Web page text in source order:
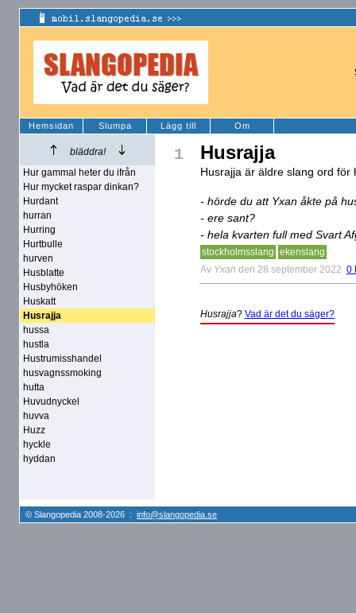
Hemsidan Slumpa Lägg till Om
bläddra!
Hur gammal heter du ifrån
Hur mycket raspar dinkan?
Hurdant
hurran
Hurring
Hurtbulle
hurven
Husblatte
Husbyhöken
Huskatt
Husrajja
hussa
hustla
Hustrumisshandel
husvagnssmoking
hutta
Huvudnyckel
huvva
Huzz
hyckle
hyddan
1 Husrajja
Husrajja är äldre slang ord för
- hörde du att Yxan åkte på
- ere sant?
- hela kvarten full med Svart
stockholmsslang ekenslang
Av Yxan den 28 september 2022 0
Husrajja? Vad är det du säger?
© Slangopedia 2008-2026 : info@slangopedia.se